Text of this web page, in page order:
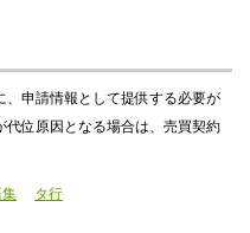
申請情報として提供する必要が
位原因となる場合は、売買契約
タ行